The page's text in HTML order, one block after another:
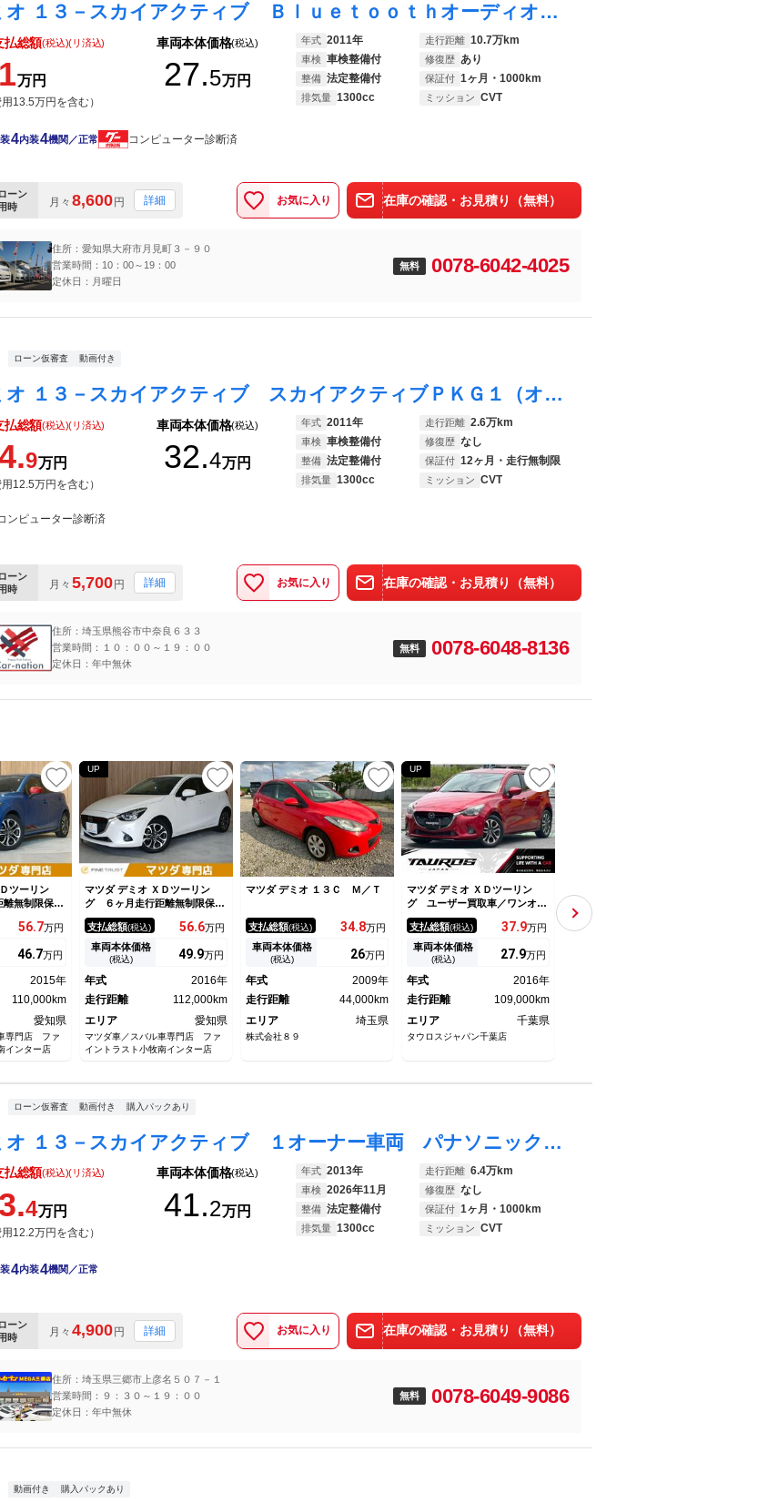
デミオ １３－スカイアクティブ Ｂｌｕｅｔｏｏｔｈオーディオ バックカメラ 禁煙車 フロントフォグランプ オートライト コーナーセンサー バックソナー ナビ ワンセグＴＶ オートエアコン アルミホイール ＳＫＹＡＣＴＩＶパッケージ１
払総額(税込)(リ済込)
万円
用13.5万円を含む）
車両本体価格(税込)
27.5万円
年式 2011年 走行距離 10.7万km
車検 車検整備付 修復歴 あり
整備 法定整備付 保証付 1ヶ月・1000km
排気量 1300cc ミッション CVT
4内装4機関／正常 コンピューター診断済
ーン
時
月々 8,600円 詳細 お気に入り 在庫の確認・お見積り（無料）
住所：愛知県大府市月見町３－９０
営業時間：10：00～19：00
定休日：月曜日
無料 0078-6042-4025
ローン仮審査 動画付き
デミオ １３－スカイアクティブ スカイアクティブＰＫＧ１（オートライト／撥水ガラス／ＬＥＤ式ウインカーミラー／レインセンサーワイパー／プライバシーガラス／６：４分割可倒リアシート）／ｉ－ｓｔｏｐ／純正ナビ／ワンセグ／ＣＤ／Ｂカメラ
払総額(税込)(リ済込)
9万円
用12.5万円を含む）
車両本体価格(税込)
32.4万円
年式 2011年 走行距離 2.6万km
車検 車検整備付 修復歴 なし
整備 法定整備付 保証付 12ヶ月・走行無制限
排気量 1300cc ミッション CVT
ンピューター診断済
ーン
時
月々 5,700円 詳細 お気に入り 在庫の確認・お見積り（無料）
住所：埼玉県熊谷市中奈良６３３
営業時間：１０：００～１９：００
定休日：年中無休
無料 0078-6048-8136
ツーリン
無制限保証
エアロ 禁
ントロール
純正メモリ
プアシス
ｅｔｏｏｔ
56.7万円
46.7万円
2015年
110,000km
愛知県
専門店 ファ
インター店
UP
マツダ デミオ ＸＤツーリン
グ ６ヶ月走行距離無制限保証
付 ６速ＭＴ 衝突軽減ブレー
キ 純正ＳＤナビ 横滑り防止
装置 クルーズコントロール
Ｂｌｕｅｔｏｏｔｈ 純正１６
ヒーター フルセグ 電動シー
ト
支払総額(税込) 56.6万円
車両本体価格
(税込) 49.9万円
年式
2016年
走行距離
112,000km
エリア
愛知県
マツダ車／スバル車専門店 ファ
イントラスト小牧南インター店
マツダ デミオ １３Ｃ Ｍ／Ｔ
支払総額(税込) 34.8万円
車両本体価格
(税込) 26万円
年式
2009年
走行距離
44,000km
エリア
埼玉県
株式会社８９
UP
マツダ デミオ ＸＤツーリン
グ ユーザー買取車／ワンオー
ナー／衝突軽減ブレーキ／レー
ンキープアシスト／ヘッドアッ
プディスプレイ／ブラインドス
ポットモニター／オートクルー
／フルフラット／プッシュスタ
ート
支払総額(税込) 37.9万円
車両本体価格
(税込) 27.9万円
年式
2016年
走行距離
109,000km
エリア
千葉県
タウロスジャパン千葉店
オーナー・６速ＭＴ・プッシュ
スタート・Ａｕｔｏｅｘｅシフ
トノブ・ＵＳＢ再生・純正ビル
支払総額
ローン仮審査 動画付き 購入パックあり
デミオ １３－スカイアクティブ １オーナー車両 パナソニックナビ ＣＤ フルセグＴＶ Ｂｌｕｅｔｏｏｔｈオーディオ キーレスエントリー アイドリングストップ 社外１４インチアルミホイール
払総額(税込)(リ済込)
4万円
用12.2万円を含む）
車両本体価格(税込)
41.2万円
年式 2013年 走行距離 6.4万km
車検 2026年11月 修復歴 なし
整備 法定整備付 保証付 1ヶ月・1000km
排気量 1300cc ミッション CVT
4内装4機関／正常
ーン
時
月々 4,900 円 詳細 お気に入り 在庫の確認・お見積り（無料）
住所：埼玉県三郷市上彦名５０７－１
営業時間：９：３０～１９：００
定休日：年中無休
無料 0078-6049-9086
動画付き 購入パックあり